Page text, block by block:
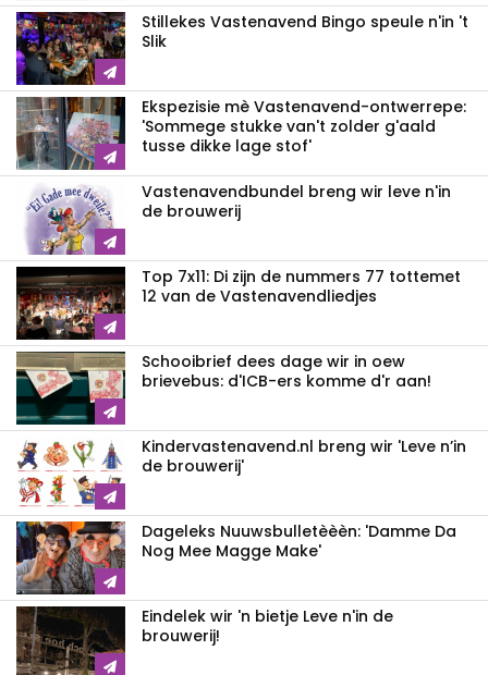
Stillekes Vastenavend Bingo speule n'in 't
Slik
Ekspezisie mè Vastenavend-ontwerrepe:
'Sommege stukke van't zolder g'aald
tusse dikke lage stof'
Vastenavendbundel breng wir leve n'in
de brouwerij
Top 7x11: Di zijn de nummers 77 tottemet
12 van de Vastenavendliedjes
Schooibrief dees dage wir in oew
brievebus: d'ICB-ers komme d'r aan!
Kindervastenavend.nl breng wir 'Leve n’in
de brouwerij'
Dageleks Nuuwsbulletèèèn: 'Damme Da
Nog Mee Magge Make'
Eindelek wir 'n bietje Leve n'in de
brouwerij!